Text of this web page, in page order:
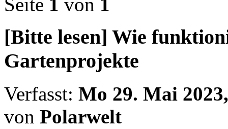
[Bitte lesen] Wie
Gartenprojekte
Verfasst: Mo 29. Mai
von Polarwelt